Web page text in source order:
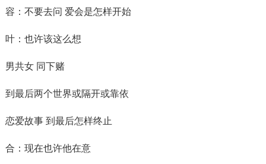
容：不要去问 爱会是怎样开始
叶：也许该这么想
男共女 同下赌
到最后两个世界或隔开或靠依
恋爱故事 到最后怎样终止
合：现在也许他在意